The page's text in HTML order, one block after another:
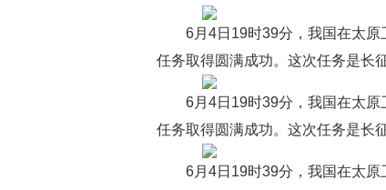
6月4日19时39分，我国在太
任务取得圆满成功。这次任务是长
6月4日19时39分，我国在太
任务取得圆满成功。这次任务是长
6月4日19时39分，我国在太